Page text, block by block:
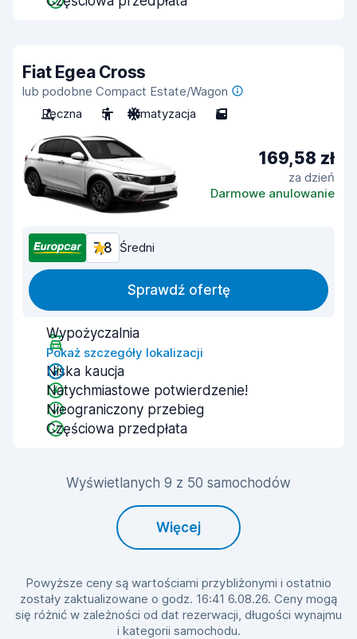
Fiat Egea Cross
lub podobne Compact Estate/Wagon
Ręczna
5 Klimatyzacja 5
169,58 zł
za dzień
Darmowe anulowanie
7,8 Średni
Sprawdź ofertę
Wypożyczalnia
Pokaż szczegóły lokalizacji
Niska kaucja
Natychmiastowe potwierdzenie!
Nieograniczony przebieg
Częściowa przedpłata
Wyświetlanych 9 z 50 samochodów
Więcej
Powyższe ceny są wartościami przybliżonymi i ostatnio
zostały zaktualizowane o godz. 16:41 6.08.26. Ceny mogą
się różnić w zależności od dat rezerwacji, długości wynajmu
i kategorii samochodu.